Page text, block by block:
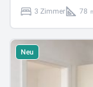
3 Zimmer 78
Neu